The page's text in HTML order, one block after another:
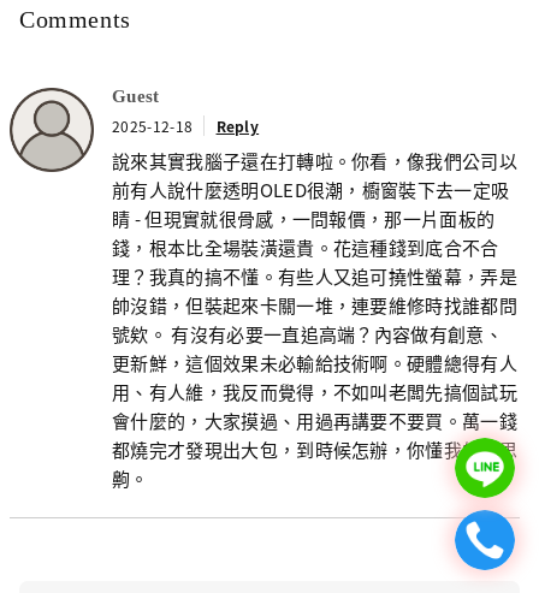
Comments
Guest
2025-12-18 Reply
說來其實我腦子還在打轉啦。你看，像我們公司以
前有人說什麼透明OLED很潮，櫥窗裝下去一定吸
睛 - 但現實就很骨感，一問報價，那一片面板的
錢，根本比全場裝潢還貴。花這種錢到底合不合
理？我真的搞不懂。有些人又追可撓性螢幕，弄是
帥沒錯，但裝起來卡關一堆，連要維修時找誰都問
號欸。 有沒有必要一直追高端？內容做有創意、
更新鮮，這個效果未必輸給技術啊。硬體總得有人
用、有人維，我反而覺得，不如叫老闆先搞個試玩
會什麼的，大家摸過、用過再講要不要買。萬一錢
都燒完才發現出大包，到時候怎辦，你懂我的意思
齁。